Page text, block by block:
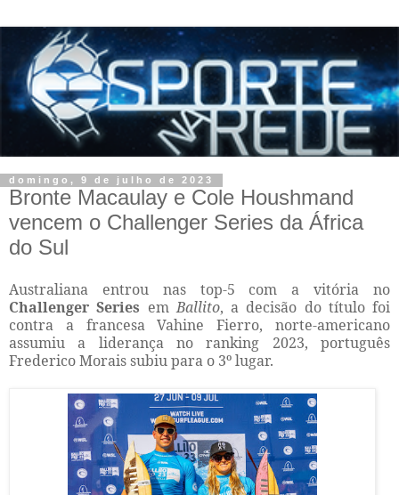
domingo, 9 de julho de 2023
Bronte Macaulay e Cole Houshmand
vencem o Challenger Series da África
do Sul
Australiana entrou nas top-5 com a vitória no
Challenger Series emBallito, a decisão do título foi
contra a francesa Vahine Fierro, norte-americano
assumiu a liderança no ranking 2023, português
Frederico Morais subiu para o 3º lugar.